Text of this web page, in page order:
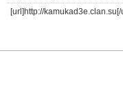
[url]http://kamukad3e.clan.su[/